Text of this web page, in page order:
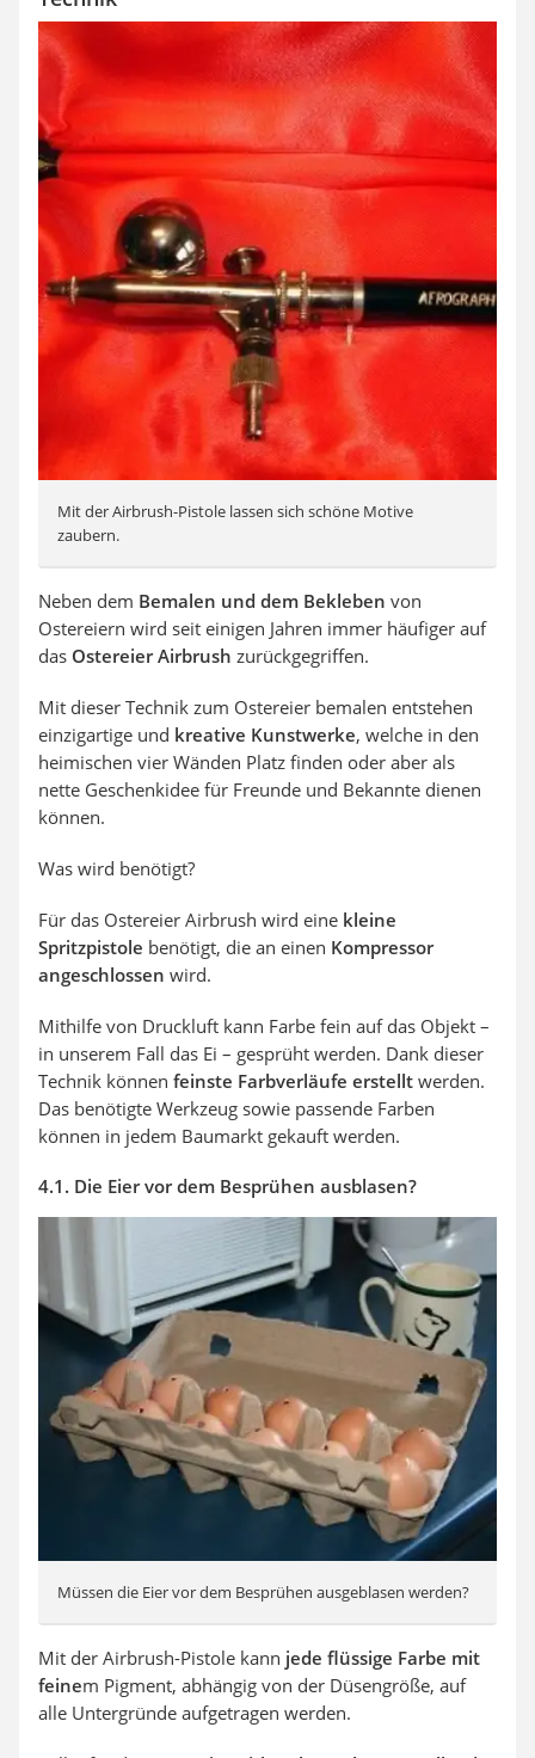
Mit der Airbrush-Pistole lassen sich schöne Motive
zaubern.
Neben dem Bemalen und dem Bekleben von
Ostereiern wird seit einigen Jahren immer häufiger auf
das Ostereier Airbrush zurückgegriffen.
Mit dieser Technik zum Ostereier bemalen entstehen
einzigartige und kreative Kunstwerke, welche in den
heimischen vier Wänden Platz finden oder aber als
nette Geschenkidee für Freunde und Bekannte dienen
können.
Was wird benötigt?
Für das Ostereier Airbrush wird eine kleine
Spritzpistole benötigt, die an einen Kompressor
angeschlossen wird.
Mithilfe von Druckluft kann Farbe fein auf das Objekt –
in unserem Fall das Ei – gesprüht werden. Dank dieser
Technik können feinste Farbverläufe erstellt werden.
Das benötigte Werkzeug sowie passende Farben
können in jedem Baumarkt gekauft werden.
4.1. Die Eier vor dem Besprühen ausblasen?
Müssen die Eier vor dem Besprühen ausgeblasen werden?
Mit der Airbrush-Pistole kann jede flüssige Farbe mit
feinem Pigment, abhängig von der Düsengröße, auf
alle Untergründe aufgetragen werden.